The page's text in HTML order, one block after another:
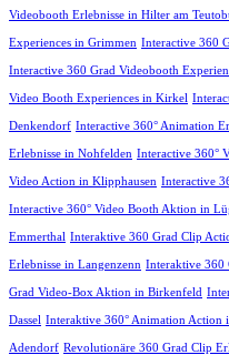
Videobooth Erlebnisse in Hilter am
Experiences in Grimmen Interactive 360
Interactive 360 Grad Videobooth
Video Booth Experiences in Kirkel
Denkendorf Interactive 360° Animation
Erlebnisse in Nohfelden Interactive 360°
Video Action in Klipphausen Interactive
Interactive 360° Video Booth Aktion in
Emmerthal Interaktive 360 Grad Clip
Erlebnisse in Langenzenn Interaktive 360
Grad Video-Box Aktion in Birkenfeld
Dassel Interaktive 360° Animation Action
Adendorf Revolutionäre 360 Grad Clip